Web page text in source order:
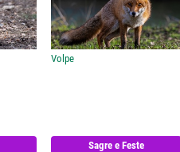
Volpe
Sagre e Feste